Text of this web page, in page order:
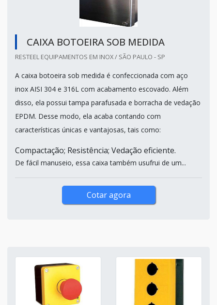
CAIXA BOTOEIRA SOB MEDIDA
RESTEEL EQUIPAMENTOS EM INOX / SÃO PAULO - SP
A caixa botoeira sob medida é confeccionada com aço
inox AISI 304 e 316L com acabamento escovado. Além
disso, ela possui tampa parafusada e borracha de vedação
EPDM. Desse modo, ela acaba contando com
características únicas e vantajosas, tais como:
Compactação; Resistência; Vedação eficiente.
De fácil manuseio, essa caixa também usufrui de um...
Cotar agora